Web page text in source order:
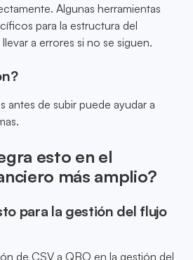
Algunas herramientas
para la estructura del
a errores si no se siguen.
antes de subir puede ayudar a
esto en el
más amplio?
para la gestión del flujo
de CSV a QBO en la gestión del